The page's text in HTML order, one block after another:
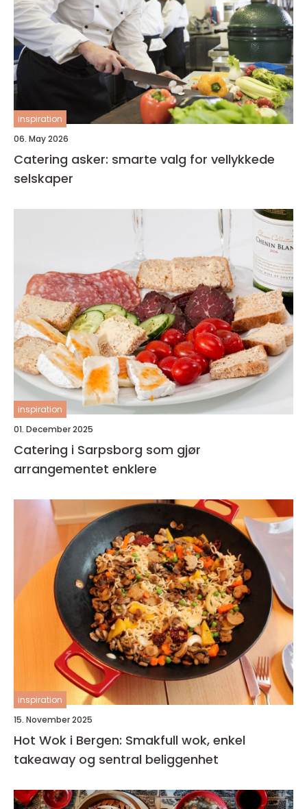
inspiration
06. May 2026
Catering asker: smarte valg for vellykkede
selskaper
inspiration
01. December 2025
Catering i Sarpsborg som gjør
arrangementet enklere
inspiration
15. November 2025
Hot Wok i Bergen: Smakfull wok, enkel
takeaway og sentral beliggenhet